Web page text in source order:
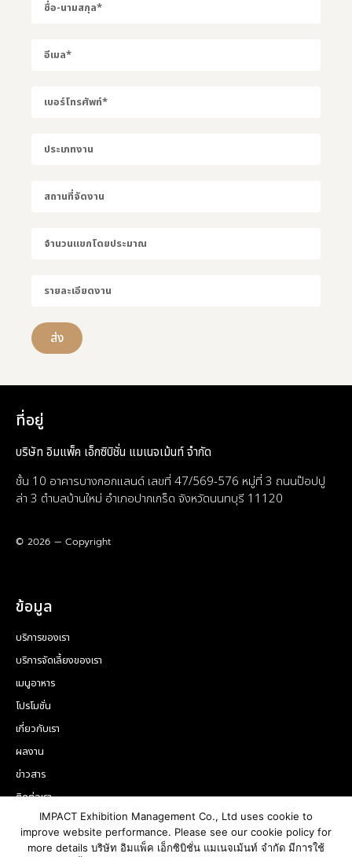
ส่ง
ที่อยู่
บริษัท อิมแพ็ค เอ็กซิบิชั่น แมเนจเม้นท์ จำกัด
ชั้น 10 อาคารบางกอกแลนด์ เลขที่ 47/569-576 หมู่ที่ 3 ถนนป๊อปปู
ล่า 3 ตำบลบ้านใหม่ อำเภอปากเกร็ด จังหวัดนนทบุรี 11120
© 2026 — Copyright
ข้อมูล
บริการของเรา
บริการจัดเลี้ยงของเรา
เมนูอาหาร
โปรโมชั่น
เกี่ยวกับเรา
ผลงาน
ข่าวสาร
ติดต่อเรา
ติดต่อเรา
IMPACT Exhibition Management Co., Ltd uses cookie to
improve website performance. Please see our cookie policy for
more details บริษัท อิมแพ็ค เอ็กซิบิชั่น แมเนจเม้นท์ จำกัด มีการใช้